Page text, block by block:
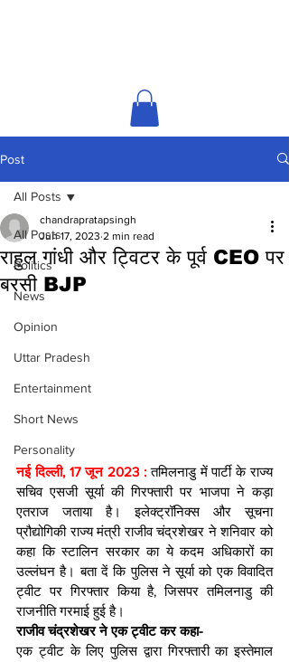
Post
All Posts
Politics
News
Opinion
Uttar Pradesh
Entertainment
Short News
Personality
All Posts
राहुल गांधी और ट्विटर के पूर्व CEO पर
बरसी BJP
chandrapratapsingh
Jun 17, 2023 2 min read
नई दिल्ली, 17 जून 2023 : तमिलनाडु में पार्टी के राज्य
सचिव एसजी सूर्या की गिरफ्तारी पर भाजपा ने कड़ा
एतराज जताया है। इलेक्ट्रॉनिक्स और सूचना
प्रौद्योगिकी राज्य मंत्री राजीव चंद्रशेखर ने शनिवार को
कहा कि स्टालिन सरकार का ये कदम अधिकारों का
उल्लंघन है। बता दें कि पुलिस ने सूर्या को एक विवादित
ट्वीट पर गिरफ्तार किया है, जिसपर तमिलनाडु की
राजनीति गरमाई हुई है।
राजीव चंद्रशेखर ने एक ट्वीट कर कहा-
एक ट्वीट के लिए पुलिस द्वारा गिरफ्तारी का इस्तेमाल